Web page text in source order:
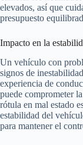
elevados, así que
presupuesto
Impacto en la
Un vehículo con
signos de
experiencia de
puede comprometer
rótula en mal estado
estabilidad del
para mantener el